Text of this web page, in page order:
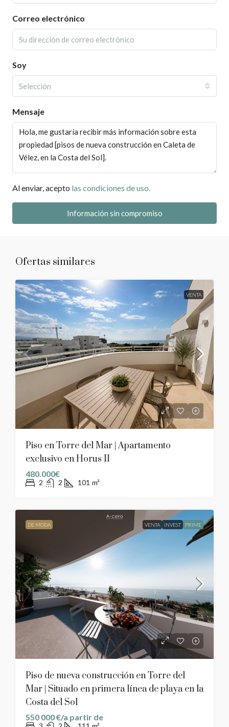
Correo electrónico
Soy
Selección
Mensaje
Al enviar, acepto las condiciones de uso.
Información sin compromiso
Ofertas similares
VENTA
Piso en Torre del Mar | Apartamento
exclusivo en Horus II
480.000€
2 2 101 m²
DE MODA VENTA INVEST PRIME
Piso de nueva construcción en Torre del
Mar | Situado en primera línea de playa en la
Costa del Sol
550 000 €/a partir de